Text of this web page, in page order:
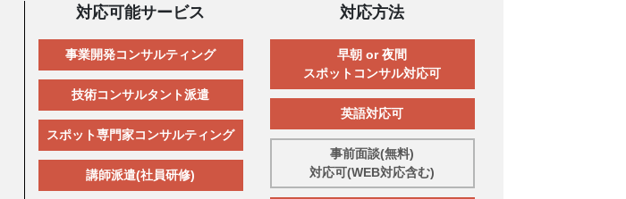
対応可能サービス
事業開発コンサルティング
技術コンサルタント派遣
スポット専門家コンサルティング
講師派遣(社員研修)
対応方法
早朝 or 夜間
スポットコンサル対応可
英語対応可
事前面談(無料)
対応可(WEB対応含む)